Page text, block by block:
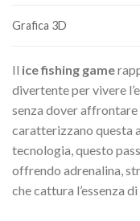
Grafica 3D
Il ice fishing game
divertente per vivere
senza dover
caratterizzano questa
tecnologia, questo
offrendo adrenalina,
che cattura l’essenza